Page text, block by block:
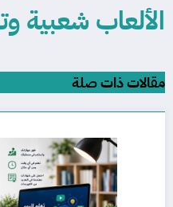
الألعاب شعبية
مقالات ذات صلة